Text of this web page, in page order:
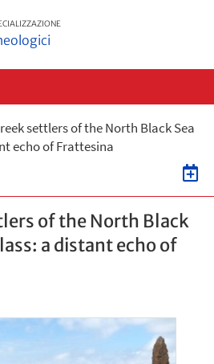
settlers of the North Black Sea
echo of Frattesina
of the North Black
a distant echo of